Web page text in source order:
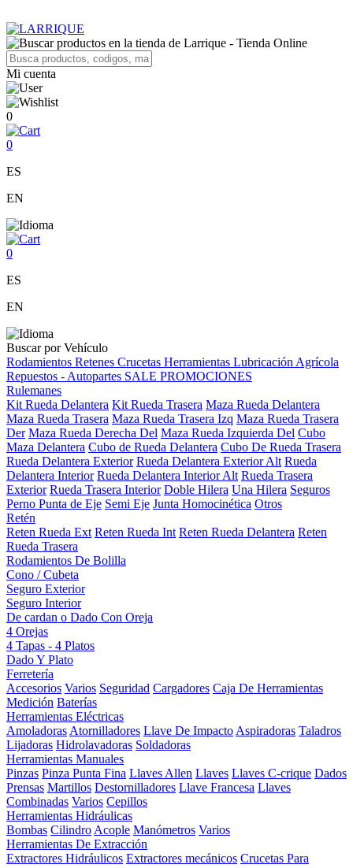
Mi cuenta
0
0
ES
EN
0
ES
EN
Buscar por Vehículo
Rodamientos Retenes Crucetas Herramientas Lubricación Agrícola
Repuestos - Autopartes SALE PROMOCIONES
Rulemanes
Kit Rueda Delantera Kit Rueda Trasera Maza Rueda Delantera
Maza Rueda Trasera Maza Rueda Trasera Izq Maza Rueda Trasera
Der Maza Rueda Derecha Del Maza Rueda Izquierda Del Cubo
Maza Delantera Cubo de Rueda Delantera Cubo De Rueda Trasera
Rueda Delantera Exterior Rueda Delantera Exterior Alt Rueda
Delantera Interior Rueda Delantera Interior Alt Rueda Trasera
Exterior Rueda Trasera Interior Doble Hilera Una Hilera Seguros
Perno Punta de Eje Semi Eje Junta Homocinética Otros
Retén
Reten Rueda Ext Reten Rueda Int Reten Rueda Delantera Reten
Rueda Trasera
Rodamientos De Bolilla
Cono / Cubeta
Seguro Exterior
Seguro Interior
De cardan o Dado Con Oreja
4 Orejas
4 Tapas - 4 Platos
Dado Y Plato
Ferretería
Accesorios Varios Seguridad Cargadores Caja De Herramientas
Medición Baterías
Herramientas Eléctricas
Amoladoras Atornilladores Llave De Impacto Aspiradoras Taladros
Lijadoras Hidrolavadoras Soldadoras
Herramientas Manuales
Pinzas Pinza Punta Fina Llaves Allen Llaves Llaves C-crique Dados
Prensas Martillos Destornilladores Llave Francesa Llaves
Combinadas Varios Cepillos
Herramientas Hidráulicas
Bombas Cilindro Acople Manómetros Varios
Herramientas De Extracción
Extractores Hidráulicos Extractores mecánicos Crucetas Para